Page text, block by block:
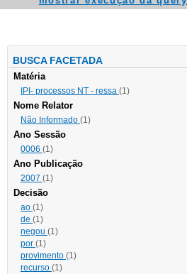
BUSCA FACETADA
Matéria
IPI- processos NT - ressa (1)
Nome Relator
Não Informado (1)
Ano Sessão
0006 (1)
Ano Publicação
2007 (1)
Decisão
ao (1)
de (1)
negou (1)
por (1)
provimento (1)
recurso (1)